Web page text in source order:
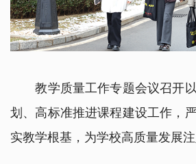
教学质量工作专题会议召开以
划、高标准推进课程建设工作，
实教学根基，为学校高质量发展注